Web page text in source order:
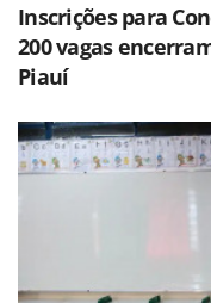
Inscrições para
200 vagas
Piauí